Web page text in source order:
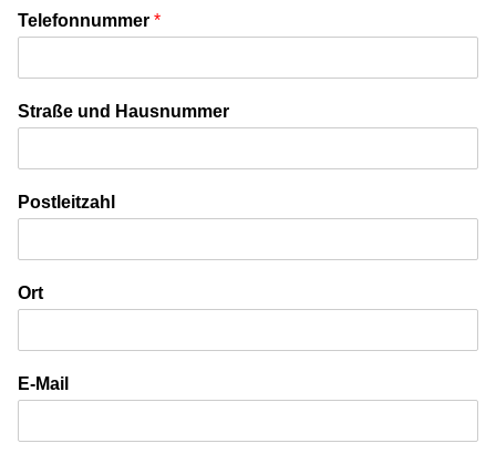
Telefonnummer *
Straße und Hausnummer
Postleitzahl
Ort
E-Mail